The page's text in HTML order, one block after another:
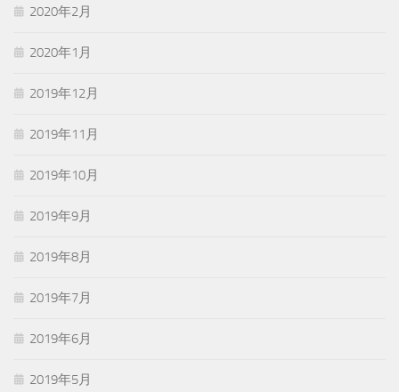
2020年2月
2020年1月
2019年12月
2019年11月
2019年10月
2019年9月
2019年8月
2019年7月
2019年6月
2019年5月